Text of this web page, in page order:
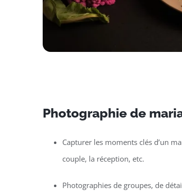
Photographie de
Capturer les moments clés d’un
couple, la réception, etc.
Photographies de groupes, de